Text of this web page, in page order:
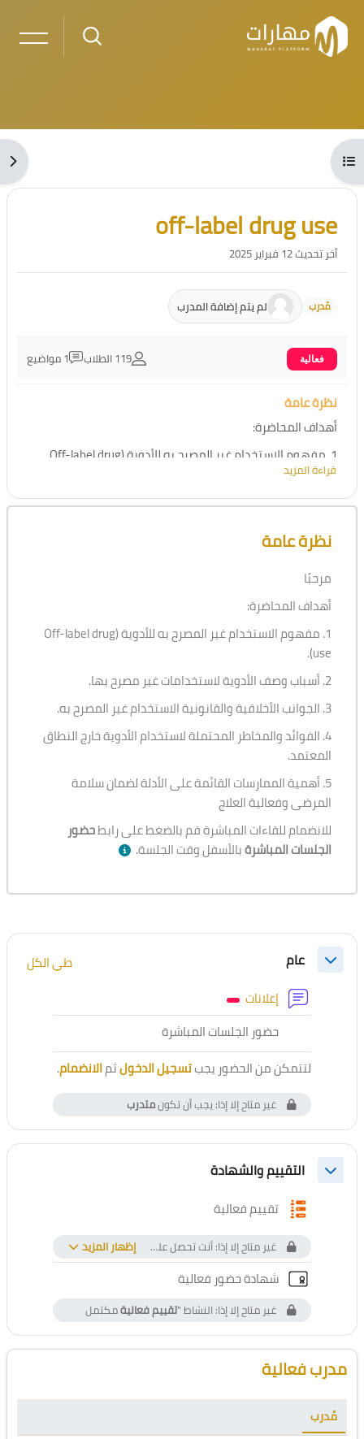
تخطى إلى المحتوى الرئيسي
الكتل
فتح فهرس المقرر
الكتل
تجاوز [Cocoon] مقدمة الدورة
off-label drug use
أخر تحديث 12 فبراير 2025
مُدرب لم يتم إضافة المدرب
فعالية 119 الطلاب 1 مواضيع
نظرة عامة
أهداف المحاضرة:
1.
مفهوم الاستخدام غير المصرح به للأدوية (Off-label drug
use).
2. أسباب وصف الأدوية لاستخدامات غير مصرح بها.
3. الجوانب الأخلاقية والقانونية الاستخدام غير المصرح به.
الفوائد والمخاطر المحتملة لاستخدام الأدوية خارج النطاق
المعتمد.
5. أهمية الممارسات القائمة على الأدلة لضمان سلامة المرضى
وفعالية العلاج
قراءة المزيد
تجاوز [Cocoon] نظرة عامة على الدورة
نظرة عامة
مرحبًا
أهداف المحاضرة:
1.
مفهوم الاستخدام غير المصرح به للأدوية (Off-label drug
use).
2. أسباب وصف الأدوية لاستخدامات غير مصرح بها.
3. الجوانب الأخلاقية والقانونية الاستخدام غير المصرح به.
4. الفوائد والمخاطر المحتملة لاستخدام الأدوية خارج النطاق
المعتمد.
5. أهمية الممارسات القائمة على الأدلة لضمان سلامة
المرضى وفعالية العلاج
للانضمام للقاءات المباشرة قم بالضغط على رابطحضور
الجلسات المباشرةبالأسفل وقت الجلسة.
الخطوط العريضة للقسم
طي عام
طي الكل
إعلانات منتدى
حضور الجلسات المباشرةأداة خارجية
لتتمكن من الحضور يجبتسجيل الدخولثمالانضمام.
غير متاح إلا إذا: يجب أن تكونمتدرب
طي التقييم والشهادة
تقييم فعاليةاستبيان
إظهار المزيد غير متاح إلا إذا: أنت تحصل على أعلى من درجة معينة في
شهادة حضور فعاليةالشهادة المخصصة
غير متاح إلا إذا: النشاط "تقييم فعاليةمكتمل
الكتل
تجاوز [Cocoon] Course Instructor
مدرب فعالية
مُدرب